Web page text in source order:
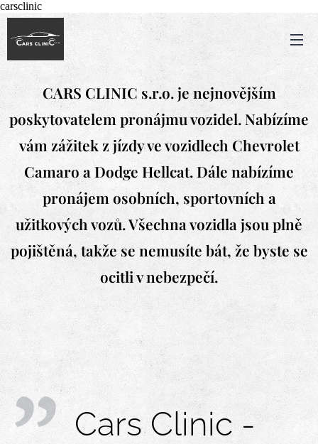
carsclinic
CARS CLINIC s.r.o. je nejnovějším
poskytovatelem pronájmu vozidel. Nabízíme
vám zážitek z jízdy ve vozidlech Chevrolet
Camaro a Dodge Hellcat. Dále nabízíme
pronájem osobních, sportovních a
užitkových vozů. Všechna vozidla jsou plně
pojištěná, takže se nemusíte bát, že byste se
ocitli v nebezpečí.
Cars Clinic -